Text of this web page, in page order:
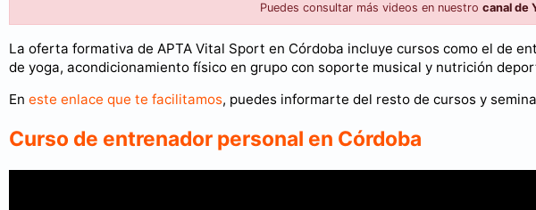
Puedes consultar más videos en nuestro canal de
La oferta formativa de APTA Vital Sport en Córdoba incluye cursos como el de
de yoga, acondicionamiento físico en grupo con soporte musical y nutrición
En este enlace que te facilitamos, puedes informarte del resto de cursos y
Curso de entrenador personal en Córdoba